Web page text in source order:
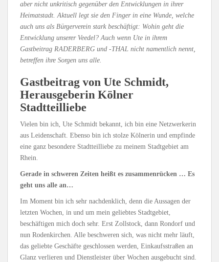
aber nicht unkritisch gegenüber den Entwicklungen in ihrer
Heimatstadt. Aktuell legt sie den Finger in eine Wunde, welche
auch uns als Bürgerverein stark beschäftigt: Wohin geht die
Entwicklung unserer Veedel? Auch wenn Ute in ihrem
Gastbeitrag RADERBERG und -THAL nicht namentlich nennt,
betreffen ihre Sorgen uns alle.
Gastbeitrag von Ute Schmidt,
Herausgeberin Kölner
Stadtteilliebe
Vielen bin ich, Ute Schmidt bekannt, ich bin eine Netzwerkerin
aus Leidenschaft. Ebenso bin ich stolze Kölnerin und empfinde
eine ganz besondere Stadtteilliebe zu meinem Stadtgebiet am
Rhein.
Gerade in schweren Zeiten heißt es zusammenrücken … Es
geht uns alle an…
Im Moment bin ich sehr nachdenklich, denn die Aussagen der
letzten Wochen, in und um mein geliebtes Stadtgebiet,
beschäftigen mich doch sehr. Erst Zollstock, dann Rondorf und
nun Rodenkirchen. Alle beschweren sich, was nicht mehr läuft,
das geliebte Geschäfte geschlossen werden, Einkaufsstraßen an
Glanz verlieren und Dienstleister über Wochen ausgebucht sind.